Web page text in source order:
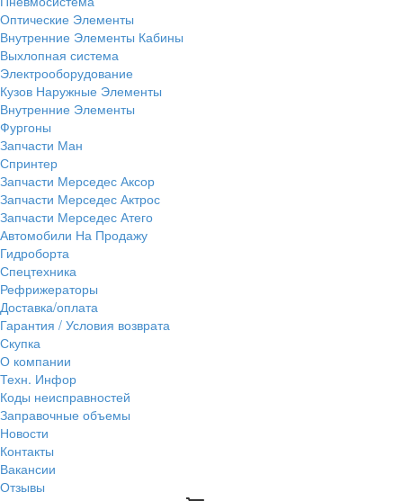
Оптические Элементы
Внутренние Элементы Кабины
Выхлопная система
Электрооборудование
Кузов Наружные Элементы
Внутренние Элементы
Фургоны
Запчасти Ман
Спринтер
Запчасти Мерседес Аксор
Запчасти Мерседес Актрос
Запчасти Мерседес Атего
Автомобили На Продажу
Гидроборта
Спецтехника
Рефрижераторы
Доставка/оплата
Гарантия / Условия возврата
Скупка
О компании
Техн. Инфор
Коды неисправностей
Заправочные объемы
Новости
Контакты
Вакансии
Отзывы